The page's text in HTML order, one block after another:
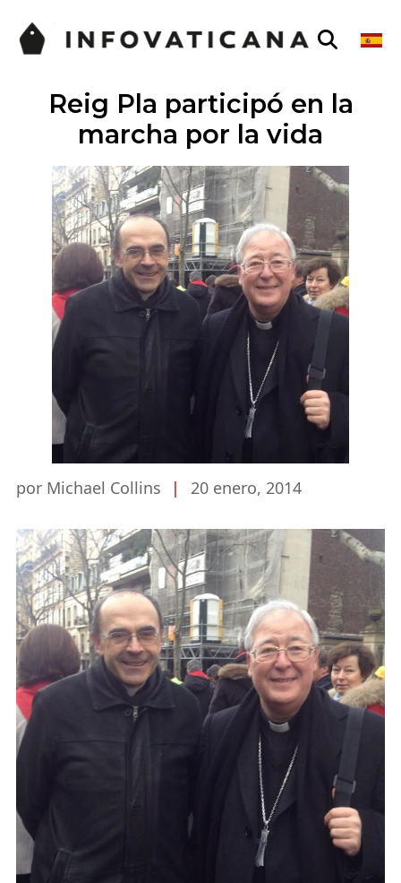
Reig Pla participó en la
marcha por la vida
por Michael Collins | 20 enero, 2014